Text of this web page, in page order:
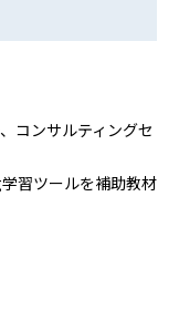
コンサルティングセ
習ツールを補助教材